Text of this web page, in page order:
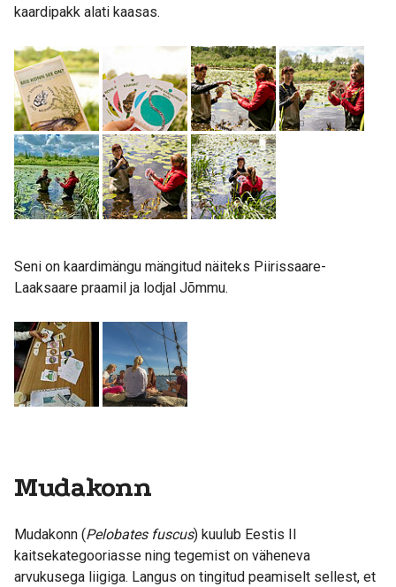
kaardipakk alati kaasas.
Seni on kaardimängu mängitud näiteks Piirissaare-
Laaksaare praamil ja lodjal Jõmmu.
Mudakonn
Mudakonn (Pelobates fuscus) kuulub Eestis II
kaitsekategooriasse ning tegemist on väheneva
arvukusega liigiga. Langus on tingitud peamiselt sellest, et